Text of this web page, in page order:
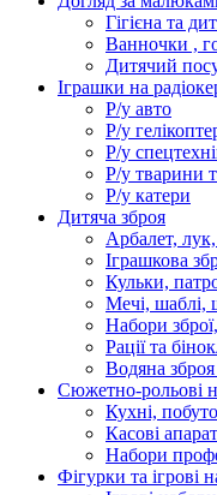
Гігієна та
Ванночки ,
Дитячий
Іграшки на
Р/у авто
Р/у
Р/у
Р/у тварини
Р/у катери
Дитяча зброя
Арбалет,
Іграшкова
Кульки,
Мечі, шаблі,
Набори
Рації та
Водяна
Сюжетно-рольові
Кухні,
Касові
Набори
Фігурки та ігрові